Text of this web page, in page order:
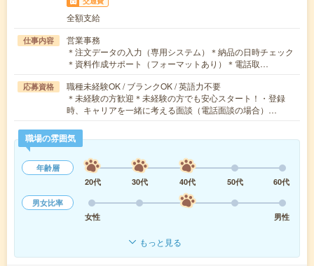
全額支給
仕事内容
営業事務
＊注文データの入力（専用システム）＊納品の日時チェック
＊資料作成サポート（フォーマットあり）＊電話取…
応募資格
職種未経験OK / ブランクOK / 英語力不要
＊未経験の方歓迎＊未経験の方でも安心スタート！・登録
時、キャリアを一緒に考える面談（電話面談の場合）…
職場の雰囲気
年齢層
20代
30代 40代 50代
60代
男女比率
女性
男性
もっと見る